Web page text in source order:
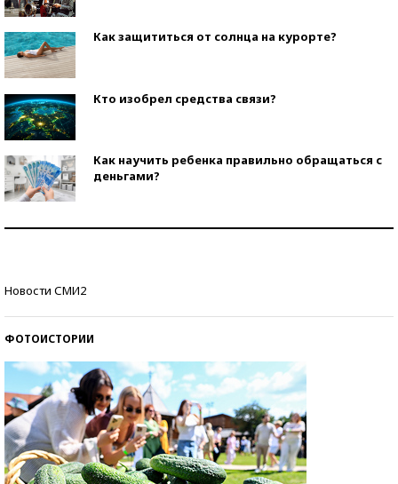
Как защититься от солнца на курорте?
Кто изобрел средства связи?
Как научить ребенка правильно обращаться с
деньгами?
Новости СМИ2
ФОТОИСТОРИИ